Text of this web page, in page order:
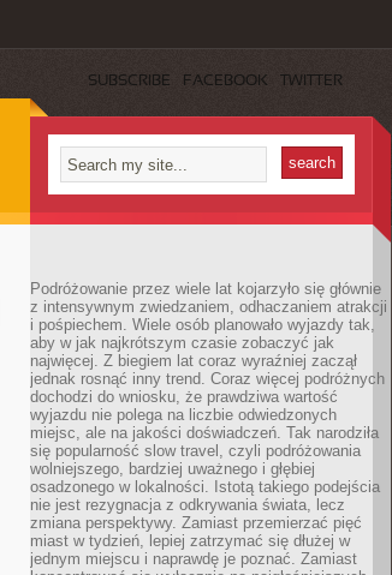
SUBSCRIBE FACEBOOK TWITTER
Podróżowanie przez wiele lat kojarzyło się głównie
z intensywnym zwiedzaniem, odhaczaniem atrakcji
i pośpiechem. Wiele osób planowało wyjazdy tak,
aby w jak najkrótszym czasie zobaczyć jak
najwięcej. Z biegiem lat coraz wyraźniej zaczął
jednak rosnąć inny trend. Coraz więcej podróżnych
dochodzi do wniosku, że prawdziwa wartość
wyjazdu nie polega na liczbie odwiedzonych
miejsc, ale na jakości doświadczeń. Tak narodziła
się popularność slow travel, czyli podróżowania
wolniejszego, bardziej uważnego i głębiej
osadzonego w lokalności. Istotą takiego podejścia
nie jest rezygnacja z odkrywania świata, lecz
zmiana perspektywy. Zamiast przemierzać pięć
miast w tydzień, lepiej zatrzymać się dłużej w
jednym miejscu i naprawdę je poznać. Zamiast